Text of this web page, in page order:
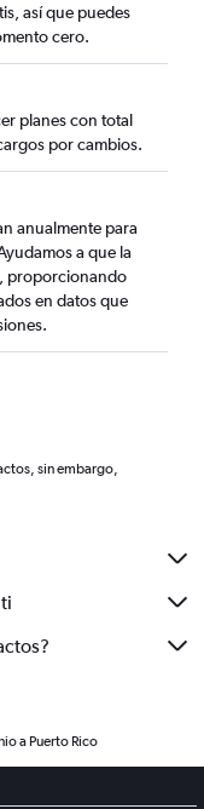
así que puedes
cero.
planes con total
por cambios.
anualmente para
a que la
proporcionando
en datos que
sin embargo,
a Puerto Rico